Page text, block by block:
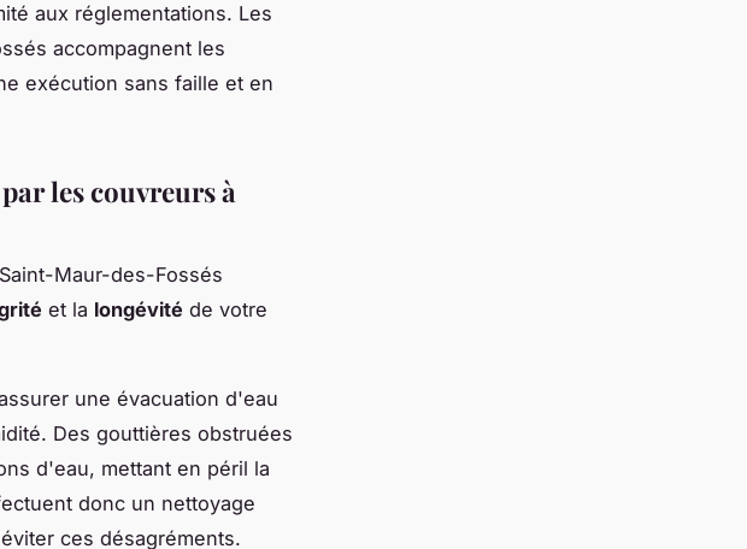
aux réglementations. Les
accompagnent les
exécution sans faille et en
les couvreurs à
Maur-des-Fossés
et la longévité de votre
une évacuation d'eau
Des gouttières obstruées
d'eau, mettant en péril la
donc un nettoyage
ces désagréments.